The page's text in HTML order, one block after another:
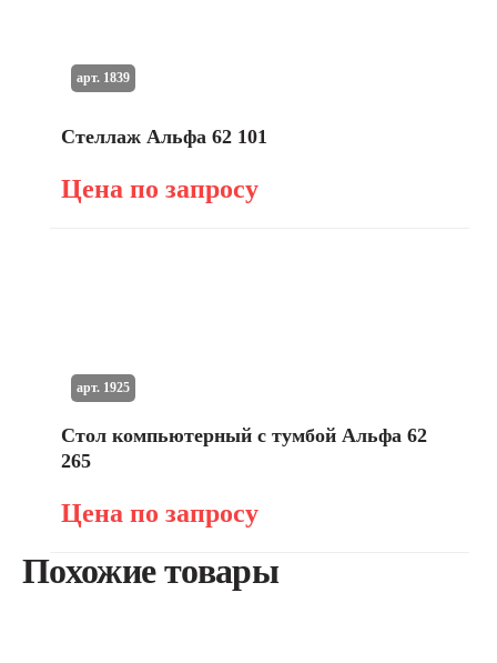
Стеллаж Альфа 62 101
Цена по запросу
арт. 1839
Стол компьютерный с тумбой Альфа 62
265
Цена по запросу
арт. 1925
Похожие товары